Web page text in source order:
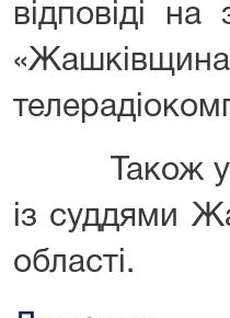
відповіді
Також у
із суддями
області.